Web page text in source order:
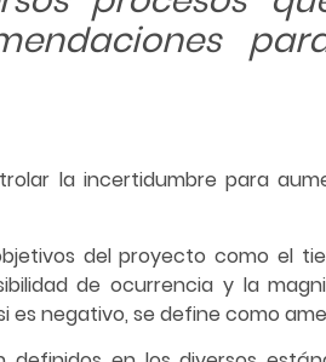
la incertidumbre para
del proyecto como el
de ocurrencia y la
es negativo, se define como